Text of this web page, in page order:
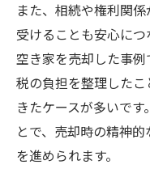
また、相続や権利関
受けることも安心に
空き家を売却した事
税の負担を整理した
きたケースが多いで
とで、売却時の精神
を進められます。